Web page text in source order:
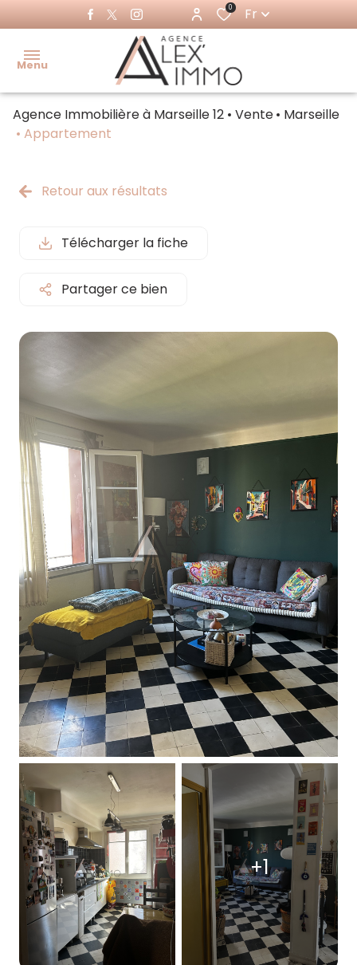
0 Fr
Menu
Accueil
Louer
Immo
pro
immo
immo pro
Estimer
Faire
Notre
agence
Contact
Agence Immobilière à Marseille 12 Vente
Marseille
Appartement
Retour aux résultats
Télécharger la fiche
Partager ce bien
+1